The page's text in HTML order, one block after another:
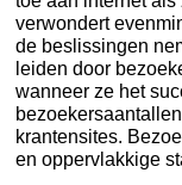
verwondert
de beslissingen
leiden door
wanneer ze het
krantensites.
en oppervlakkige